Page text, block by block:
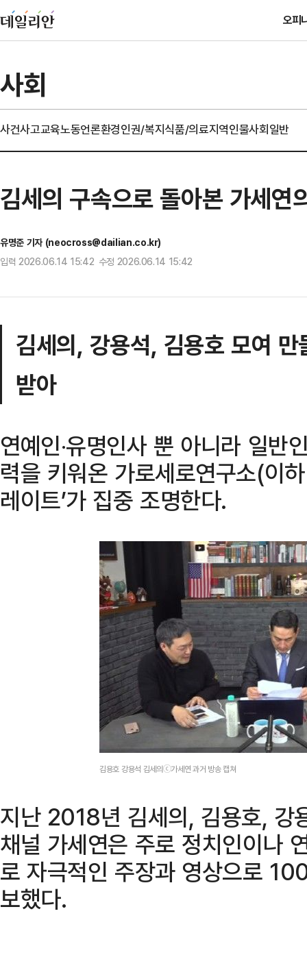
오피
사회
사건사고교육노동언론환경인권/복지식품/의료지역인물사회일반
김세의 구속으로 돌아본 가세연
유명준 기자 (neocross@dailian.co.kr)
입력 2026.06.14 15:42 수정 2026.06.14 15:42
김세의, 강용석, 김용호 모여
받아
연예인‧유명인사 뿐 아니라 일반
력을 키워온 가로세로연구소(이
레이트’가 집중 조명한다.
김용호 강용석 김세의ⓒ가세연 과거 방송 캡쳐
지난 2018년 김세의, 김용호, 강
채널 가세연은 주로 정치인이나
로 자극적인 주장과 영상으로
보했다.